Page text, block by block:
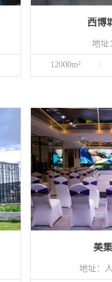
西博
地址
12000m²
美
地址：